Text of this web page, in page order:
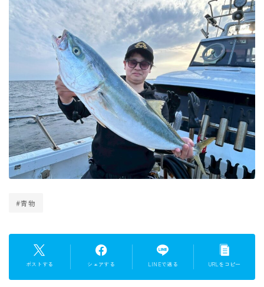
#青物
ポストする シェアする LINEで送る URLをコピー